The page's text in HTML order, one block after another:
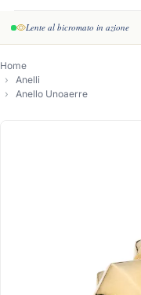
Lente al bicromato in azione
Home
Anelli
Anello Unoaerre